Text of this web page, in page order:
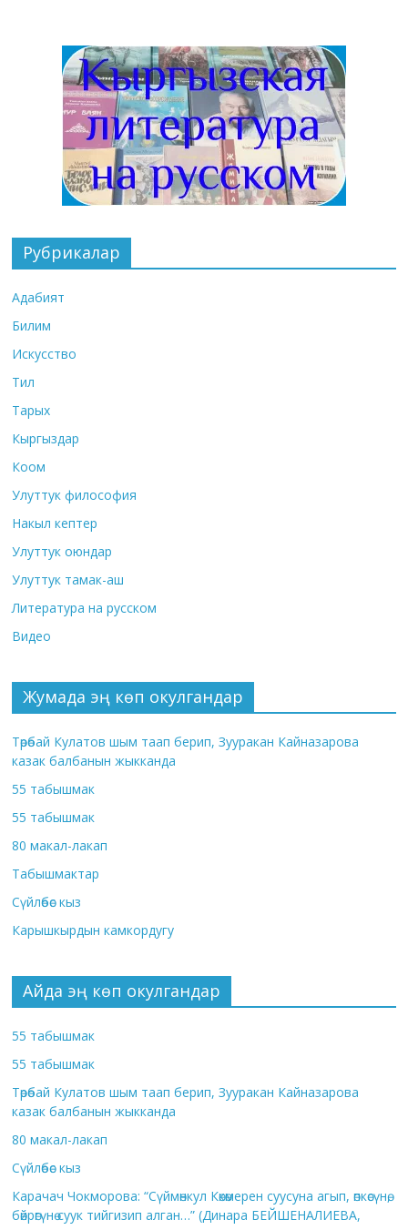
Рубрикалар
Адабият
Билим
Искусство
Тил
Тарых
Кыргыздар
Коом
Улуттук философия
Накыл кептер
Улуттук оюндар
Улуттук тамак-аш
Литература на русском
Видео
Жумада эң көп окулгандар
Төрөбай Кулатов шым таап берип, Зууракан Кайназарова
казак балбанын жыкканда
55 табышмак
55 табышмак
80 макал-лакап
Табышмактар
Сүйлөбөс кыз
Карышкырдын камкордугу
Айда эң көп окулгандар
55 табышмак
55 табышмак
Төрөбай Кулатов шым таап берип, Зууракан Кайназарова
казак балбанын жыкканда
80 макал-лакап
Сүйлөбөс кыз
Карачач Чокморова: “Сүймөнкул Көкөмерен суусуна агып, өпкөсүнө,
бөйрөгүнө суук тийгизип алган…” (Динара БЕЙШЕНАЛИЕВА,